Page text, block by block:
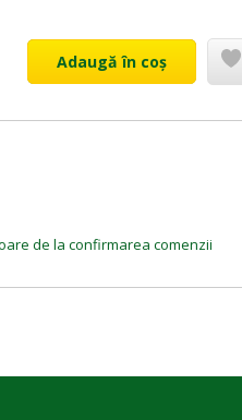
Adaugă în coș
de la confirmarea comenzii